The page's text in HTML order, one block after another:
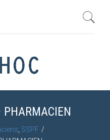
PHARMACIEN
SSPF